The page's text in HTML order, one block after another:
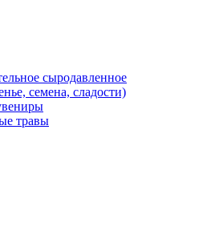
сыродавленное
семена, сладости)
травы